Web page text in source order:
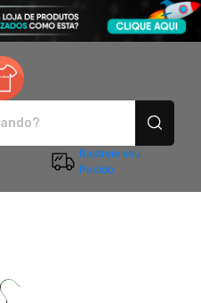
Rastreie seu
Pedido